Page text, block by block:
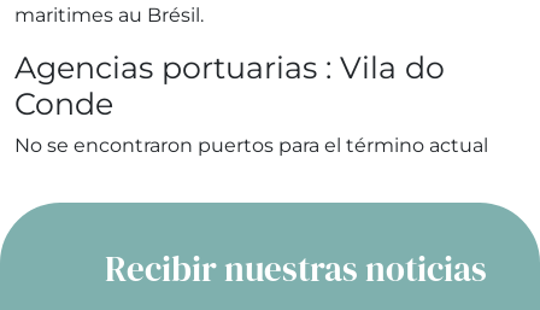
maritimes au Brésil.
Agencias portuarias : Vila do
Conde
No se encontraron puertos para el término actual
Recibir nuestras noticias